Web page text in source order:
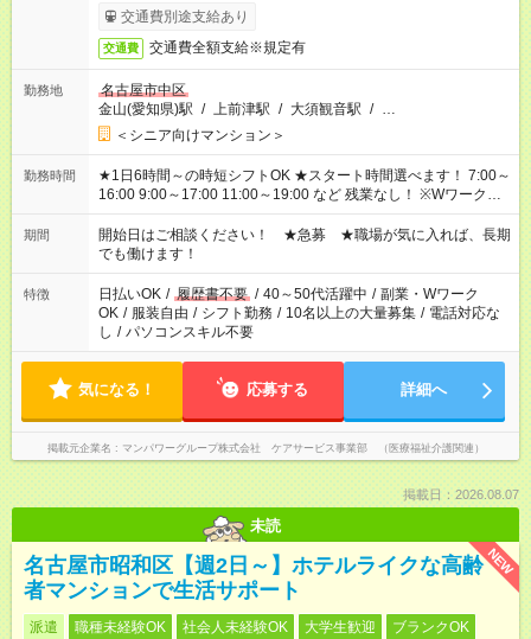
完了次第のお支払いとなります。
交通費別途支給あり
交通費 交通費全額支給※規定有
勤務地
名古屋市中区
金山(愛知県)駅 / 上前津駅 / 大須観音駅 / …
＜シニア向けマンション＞
勤務時間
★1日6時間～の時短シフトOK ★スタート時間選べます！ 7:00～
16:00 9:00～17:00 11:00～19:00 など 残業なし！ ※Wワークの
場合、他のお仕事と合わせ週40時間超の就業はご案内できませ
ん ※法令に基づき、週20時間以上勤務は社会保険への加入対象
となります ※労働者派遣法（日雇い派遣の原則禁止）により、
短時間・短期間の就業はご案内が難しい場合があります
期間
開始日はご相談ください！ ★急募 ★職場が気に入れば、長期
でも働けます！
特徴 日払いOK / 履歴書不要 / 40～50代活躍中 / 副業・Wワーク
OK / 服装自由 / シフト勤務 / 10名以上の大量募集 / 電話対応な
し / パソコンスキル不要
気になる！ 応募する 詳細へ
掲載元企業名 マンパワーグループ株式会社 ケアサービス事業部 （医療福祉介護関連）
掲載日：2026.08.07
未読
NEW
名古屋市昭和区【週2日～】ホテルライクな高齢
者マンションで生活サポート
派遣 職種未経験OK 社会人未経験OK 大学生歓迎
ブランクOK